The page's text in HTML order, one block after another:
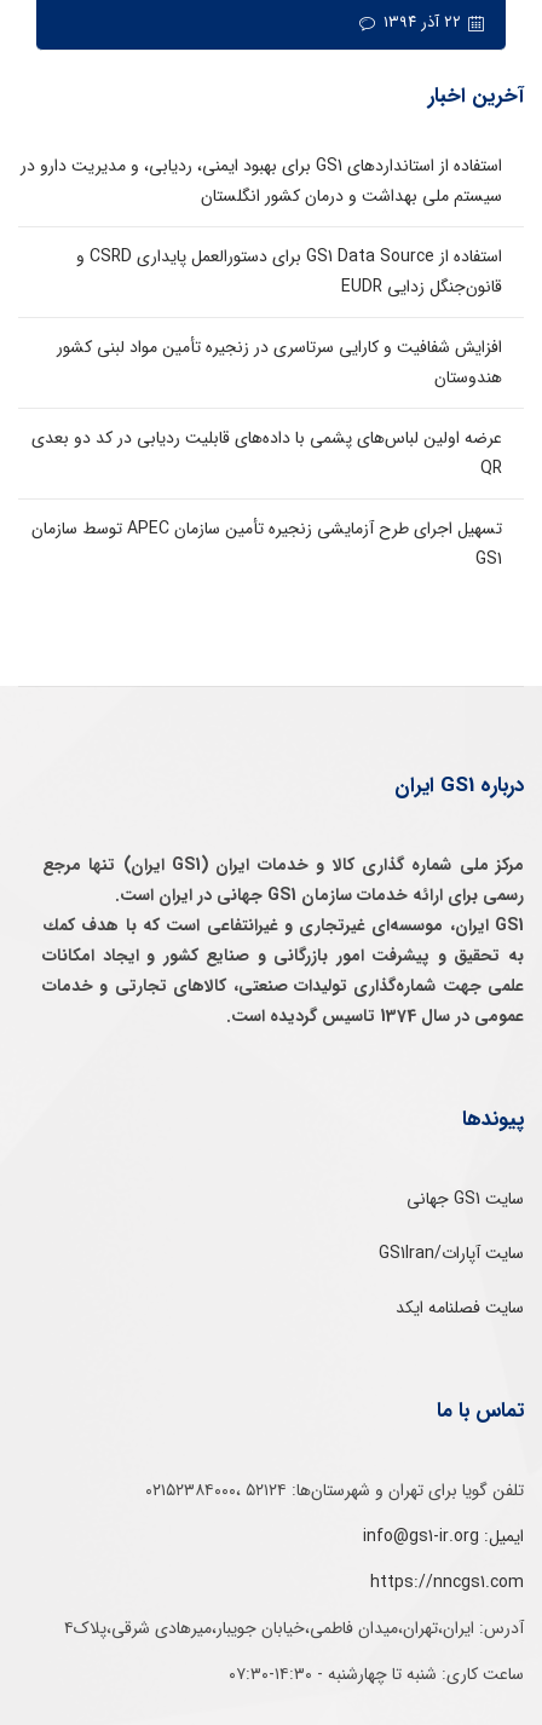
آخرین اخبار
استفاده از استانداردهای GS1 برای بهبود ایمنی، ردیابی، و مدیریت دارو در
سیستم ملی بهداشت و درمان کشور انگلستان
استفاده از GS1 Data Source برای دستورالعمل پایداری CSRD و
قانون‌جنگل زدایی EUDR
افزایش شفافیت و کارایی سرتاسری در زنجیره تأمین مواد لبنی کشور
هندوستان
عرضه اولین لباس‌های پشمی با داده‌های قابلیت ردیابی در کد دو بعدی
QR
تسهیل اجرای طرح آزمایشی زنجیره تأمین سازمان APEC توسط سازمان
GS1
درباره GS1 ایران
مرکز ملی شماره گذاری کالا و خدمات ایران (GS1 ایران) تنها مرجع
رسمی برای ارائه خدمات سازمان GS1 جهانی در ایران است.
GS1 ایران، موسسه‌ای غيرتجاری و غيرانتفاعی است كه با هدف كمك
به تحقيق و پيشرفت امور بازرگانی و صنايع كشور و ايجاد امكانات
علمی جهت شماره‌گذاری توليدات صنعتی، كالاهای تجارتی و خدمات
عمومی در سال 1374 تاسيس گرديده است.
پیوندها
سایت GS1 جهانی
سایت آپارات/GS1Iran
سایت فصلنامه ایکد
تماس با ما
تلفن‌ گویا برای‌ تهران‌‌ و‌ شهرستان‌ها:‌ ۵۲۱۲۴ ،۰۲۱۵۲۳۸۴۰۰۰
ایمیل: info@gs1-ir.org
https://nncgs1.com
آدرس: ایران،تهران،میدان فاطمی،خیابان جویبار،میرهادی شرقی،پلاک۴
ساعت کاری: شنبه تا چهارشنبه - ۱۴:۳۰-۰۷:۳۰